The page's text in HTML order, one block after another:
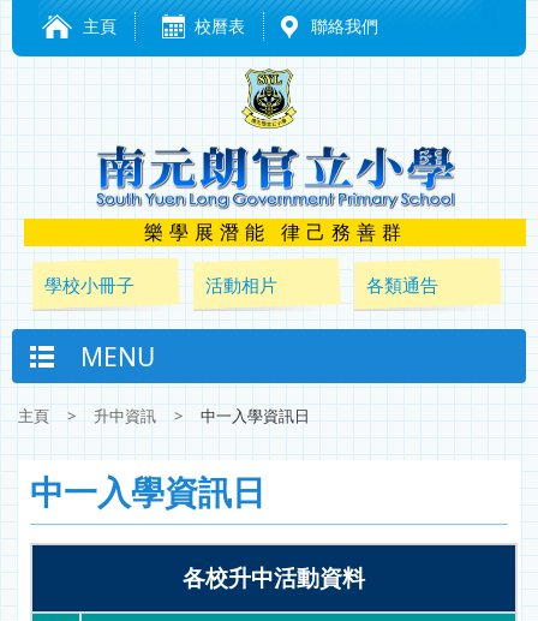
主頁 校曆表 聯絡我們
樂學展潛能 律己務善群
學校小冊子 活動相片 各類通告
MENU
主頁 > 升中資訊 > 中一入學資訊日
中一入學資訊日
各校升中活動資料